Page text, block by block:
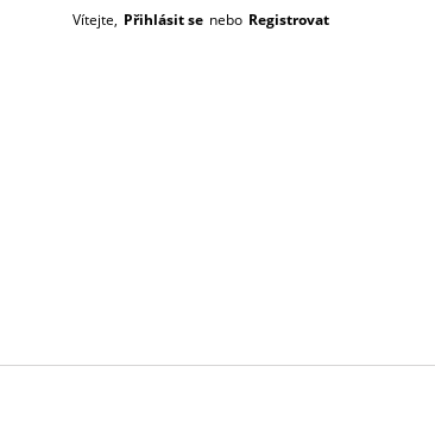
Vítejte, Přihlásit se nebo Registrovat